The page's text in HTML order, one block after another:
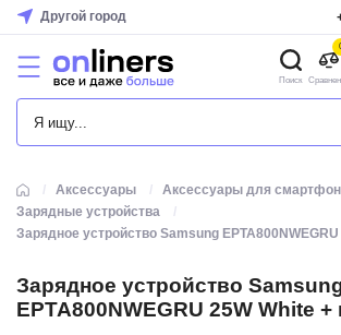
Другой город
КАТАЛОГ
Поиск
Аксессуары
Аксессуары для
Зарядные устройства
Зарядное устройство Samsung
Зарядное устройство
EPTA800NWEGRU 25W White +